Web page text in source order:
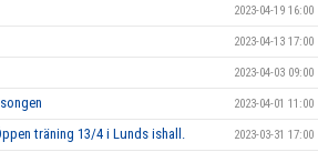
2023-04-19 16:00
2023-04-13 17:00
2023-04-03 09:00
2023-04-01 11:00
träning 13/4 i Lunds ishall. 2023-03-31 17:00